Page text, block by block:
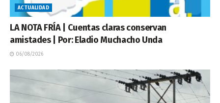
ACTUALIDAD
LA NOTA FRÍA | Cuentas claras conservan
amistades | Por: Eladio Muchacho Unda
06/08/2026